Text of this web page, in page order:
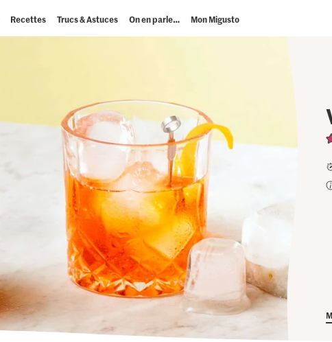
Recettes Trucs & Astuces On en parle… Mon Migusto